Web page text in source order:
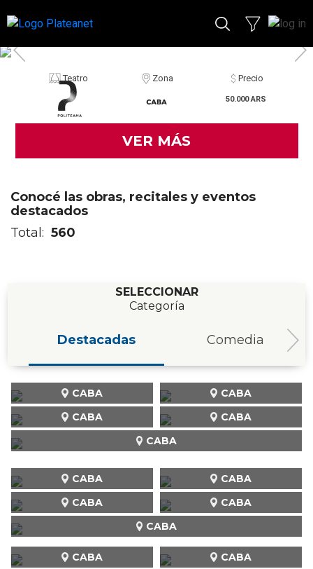
Teatro Zona Precio
50.000 ARS
VER MÁS
Conocé las obras, recitales y eventos
destacados
Total: 560
SELECCIONAR
Categoría
Destacadas Comedia
CABA
CABA
CABA
CABA
CABA
CABA CABA
CABA
CABA CABA
CABA CABA